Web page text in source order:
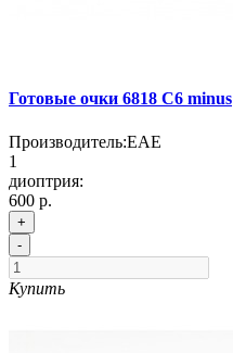
Готовые очки 6818 C6 minus
Производитель:EAE
1
диоптрия:
600 р.
+
-
Купить